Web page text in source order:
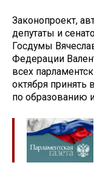
Законопроект,
депутаты и
Госдумы
Федерации
всех
октября принять
по образованию